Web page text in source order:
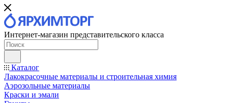
Интернет-магазин представительского класса
Каталог
Лакокрасочные материалы и строительная химия
Аэрозольные материалы
Краски и эмали